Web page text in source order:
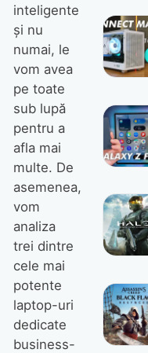
inteligente
și nu
numai, le
vom avea
pe toate
sub lupă
pentru a
afla mai
multe. De
asemenea,
vom
analiza
trei dintre
cele mai
potente
laptop-uri
dedicate
business-